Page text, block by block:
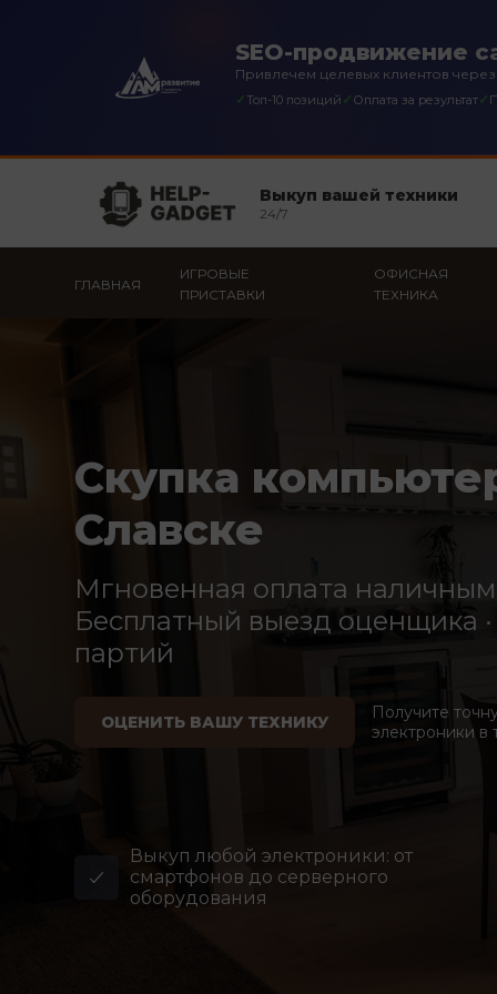
SEO-продвижение
Привлечем целевых клиентов
✓Топ-10 позиций ✓ Оплата за результат✓
Выкуп вашей техники
24/7
ГЛАВНАЯ
ИГРОВЫЕ
ПРИСТАВКИ
ОФИСНАЯ
ТЕХНИКА
Скупка
Славске
Мгновенная оплата
Бесплатный выезд оценщика
партий
ОЦЕНИТЬ ВАШУ ТЕХНИКУ
Получите
электроники в
Выкуп любой электроники: от
смартфонов до серверного
оборудования